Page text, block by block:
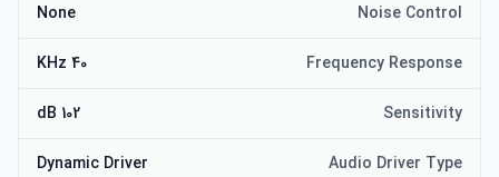
Noise Control
None
Frequency Response
40 KHz
Sensitivity
102 dB
Audio Driver Type
Dynamic Driver